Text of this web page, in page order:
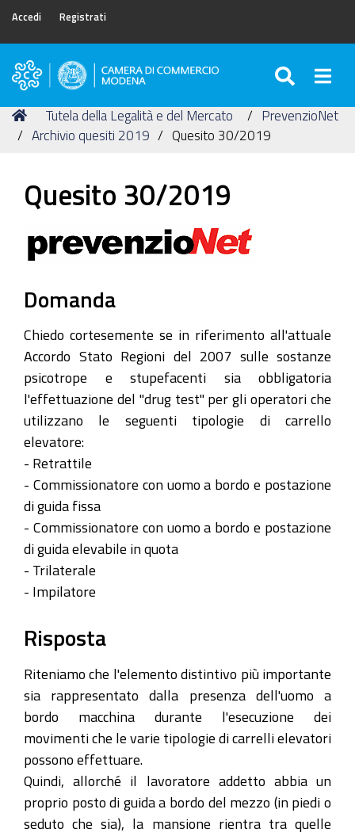
Accedi Registrati
Camera
Commercio
di
Tu
sei
Home
Tutela della Legalità e del Mercato
PrevenzioNet
Archivio quesiti 2019
Quesito 30/2019
Quesito 30/2019
Domanda
Chiedo cortesemente se in riferimento all'attuale
Accordo Stato Regioni del 2007 sulle sostanze
psicotrope e stupefacenti sia obbligatoria
l'effettuazione del "drug test" per gli operatori che
utilizzano le seguenti tipologie di carrello
elevatore:
- Retrattile
- Commissionatore con uomo a bordo e postazione
di guida fissa
- Commissionatore con uomo a bordo e postazione
di guida elevabile in quota
- Trilaterale
- Impilatore
Risposta
Riteniamo che l'elemento distintivo più importante
sia rappresentato dalla presenza dell'uomo a
bordo macchina durante l'esecuzione dei
movimenti che le varie tipologie di carrelli elevatori
possono effettuare.
Quindi, allorché il lavoratore addetto abbia un
proprio posto di guida a bordo del mezzo (in piedi o
seduto che sia), la mansione rientra tra quelle